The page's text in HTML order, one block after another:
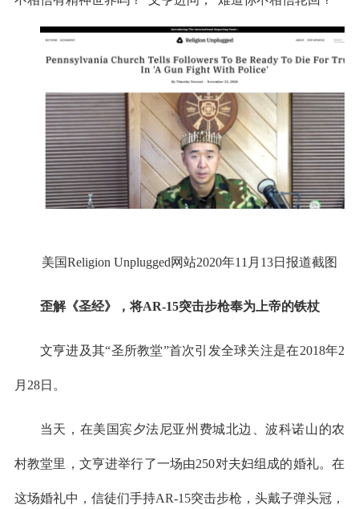
美国Religion Unplugged网站2020年11月13日报道截图
歪解《圣经》，将AR-15突击步枪奉为上帝的铁杖
文亨进及其“圣所教堂”首次引发全球关注是在2018年2
月28日。
当天，在美国宾夕法尼亚州费城北边、波科诺山的农
村教堂里，文亨进举行了一场由250对夫妇组成的婚礼。在
这场婚礼中，信徒们手持AR-15突击步枪，头戴子弹头冠，